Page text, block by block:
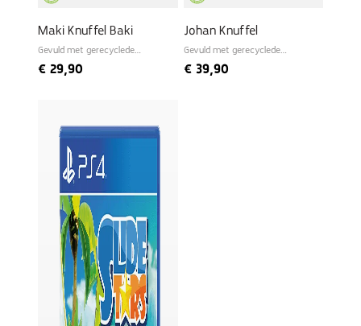
Maki Knuffel Baki
Gevuld met gerecyclede
€ 29,90
Johan Knuffel
Gevuld met gerecyclede
€39,90